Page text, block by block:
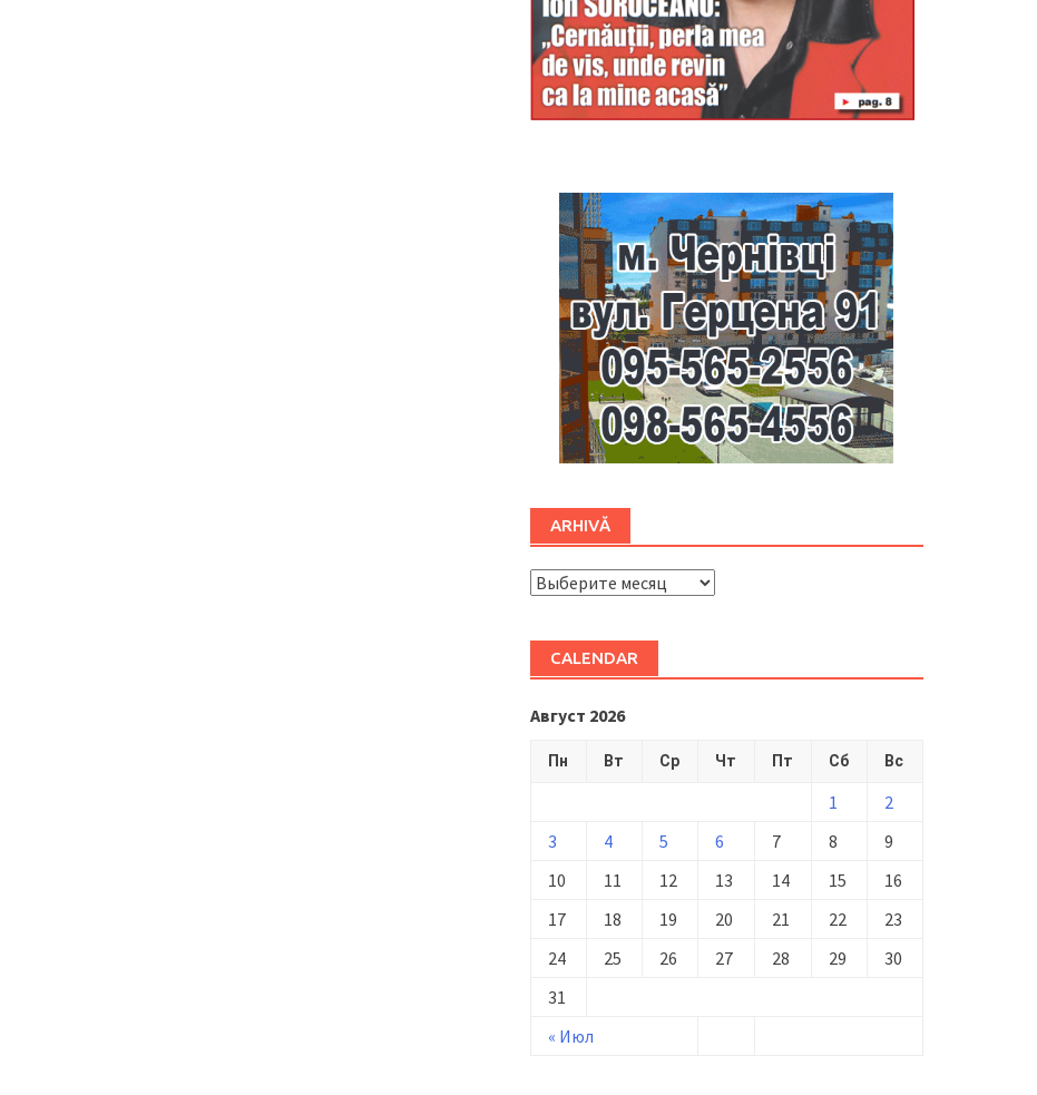
ARHIVĂ
ARHIVĂ
CALENDAR
Август 2026
Пн Вт Ср Чт Пт Сб Вс
« Июл
1
2
3
4 5 6 7 8
9
10
11 12 13 14 15
16
17
18 19 20 21 22
23
24
25 26 27 28 29
30
31